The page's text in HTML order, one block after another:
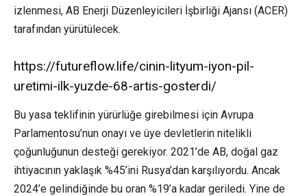
izlenmesi, AB Enerji Düzenleyicileri İşbirliği Ajansı (ACER)
tarafından yürütülecek.
https://futureflow.life/cinin-lityum-iyon-pil-
uretimi-ilk-yuzde-68-artis-gosterdi/
Bu yasa teklifinin yürürlüğe girebilmesi için Avrupa
Parlamentosu’nun onayı ve üye devletlerin nitelikli
çoğunluğunun desteği gerekiyor. 2021’de AB, doğal gaz
ihtiyacının yaklaşık %45’ini Rusya’dan karşılıyordu. Ancak
2024’e gelindiğinde bu oran %19’a kadar geriledi. Yine de